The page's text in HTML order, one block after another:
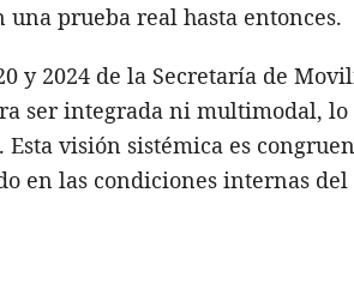
prueba real hasta entonces.
y 2024 de la Secretaría de
ser integrada ni multimodal, lo
visión sistémica es
en las condiciones internas